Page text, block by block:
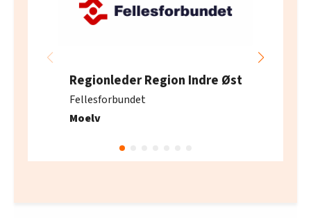
Regionleder Region Indre Øst
Fellesforbundet
Moelv